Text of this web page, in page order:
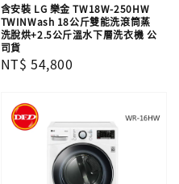
含安裝 LG 樂金 TW18W-250HW
TWINWash 18公斤雙能洗滾筒蒸
洗脫烘+2.5公斤溫水下層洗衣機 公
司貨
Regular
NT$ 54,800